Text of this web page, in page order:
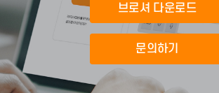
브로셔 다운로드
문의하기